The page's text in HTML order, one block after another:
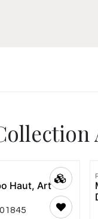
Haut, Art